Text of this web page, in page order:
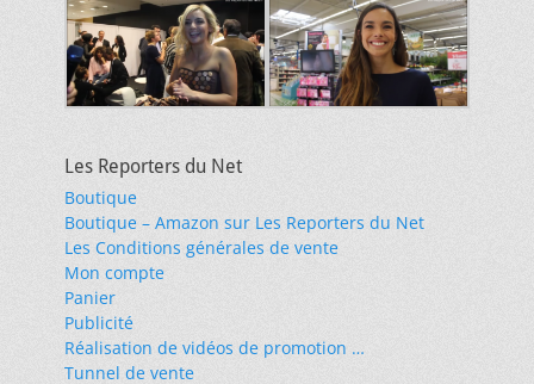
Les Reporters du Net
Boutique
Boutique – Amazon sur Les Reporters du Net
Les Conditions générales de vente
Mon compte
Panier
Publicité
Réalisation de vidéos de promotion …
Tunnel de vente